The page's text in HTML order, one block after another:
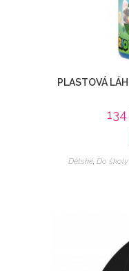
PLASTOVÁ
134
Dětské, Do